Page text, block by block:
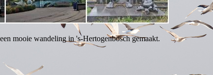
mooie wandeling in 's-Hertogenbosch gemaakt.